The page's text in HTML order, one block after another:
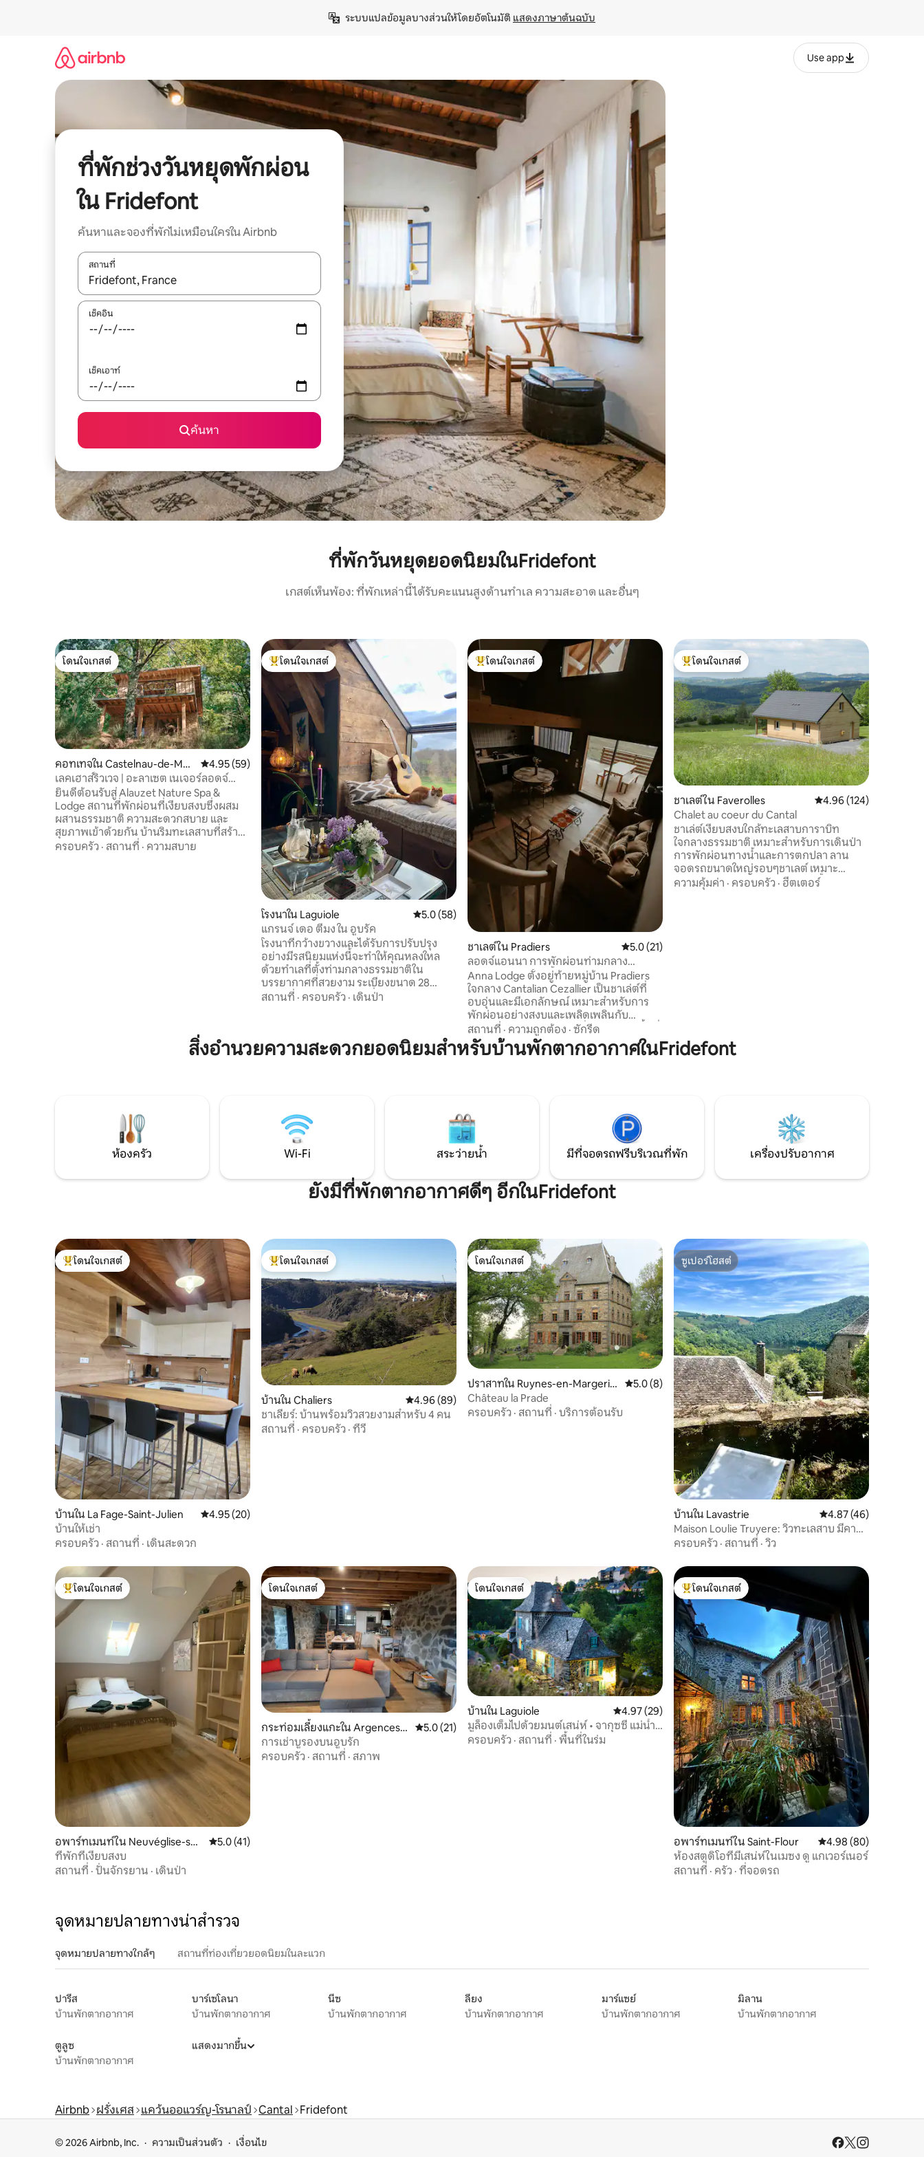
ระบบแปลข้อมูลบางส่วนให้โดยอัตโนมัติ แสดงภาษาต้นฉบับ
Use app
ที่พักช่วงวันหยุดพักผ่อน
ใน Fridefont
ค้นหาและจองที่พักไม่เหมือนใครใน Airbnb
สถานที่
ใช้ลูกศรขึ้นลง หรือใช้การสัมผัสหรือปัด เพื่อสำรวจผลการค้นหา
เช็คอิน
เช็คเอาท์
ค้นหา
ที่พักวันหยุดยอดนิยมในFridefont
เกสต์เห็นพ้อง: ที่พักเหล่านี้ได้รับคะแนนสูงด้านทำเล ความสะอาด และอื่นๆ
โดนใจเกสต์
โดนใจเกสต์
คอทเทจใน Castelnau-de-Man
dailles
คะแนนเฉลี่ย 4.95 จาก 5, 59 รีวิว
4.95 (59)
เลคเฮาส์ริวเวจ | อะลาเซต เนเจอร์ลอดจ์
แอนด์สปา
ยินดีต้อนรับสู่ Alauzet Nature Spa &
Lodge สถานที่พักผ่อนที่เงียบสงบซึ่งผสม
ผสานธรรมชาติ ความสะดวกสบาย และ
สุขภาพเข้าด้วยกัน บ้านริมทะเลสาบที่สร้าง
ด้วยมือของเราผสมผสานวัสดุธรรมชาติ การ
ครอบครัว · สถานที่ · ความสบาย
โดนใจเกสต์ที่สุด
โดนใจเกสต์
โรงนาใน Laguiole คะแนนเฉลี่ย 5.0 จาก 5, 58 รีวิว
5.0 (58)
แกรนจ์ เดอ ตีมง ใน อูบรัค
โรงนาที่กว้างขวางและได้รับการปรับปรุง
อย่างมีรสนิยมแห่งนี้จะทำให้คุณหลงใหล
ด้วยทำเลที่ตั้งท่ามกลางธรรมชาติใน
บรรยากาศที่สวยงาม ระเบียงขนาด 28
ตารางเมตรมีพาโนรามาที่ไม่เหมือนใครของ
ร้อนแล้ว ที่พักขนาด 112 ตารางเมตรแห่งนี้มี
สถานที่ · ครอบครัว · เดินป่า
โดนใจเกสต์ที่สุด
โดนใจเกสต์
ชาเลต์ใน Pradiers คะแนนเฉลี่ย 5.0 จาก 5, 21 รีวิว
5.0 (21)
ลอดจ์แอนนา การพักผ่อนท่ามกลาง
ธรรมชาติและอ่างน้ำแบบนอร์ดิก-ก็องตาล
Anna Lodge ตั้งอยู่ท้ายหมู่บ้าน Pradiers
ใจกลาง Cantalian Cezallier เป็นชาเล่ต์ที่
อบอุ่นและมีเอกลักษณ์ เหมาะสำหรับการ
พักผ่อนอย่างสงบและเพลิดเพลินกับ
ธรรมชาติ การเดินป่า การปั่นจักรยาน พื้นที่
เปิดโล่งกว้างขวาง และท้องฟ้าที่เต็มไปด้วย
ดวงดาวรอคุณอยู่ในบรรยากาศที่ยังคง
อนุญาตให้นำสัตว์เลี้ยงเข้าในที่พัก
สถานที่ · ความถูกต้อง · ซักรีด
โดนใจเกสต์ที่สุด
โดนใจเกสต์
ชาเลต์ใน Faverolles คะแนนเฉลี่ย 4.96 จาก
4.96 (124)
Chalet au coeur du Cantal
ชาเล่ต์เงียบสงบใกล้ทะเลสาบการาบิท
ใจกลางธรรมชาติ เหมาะสำหรับการเดินป่า
การพักผ่อนทางน้ำและการตกปลา ลาน
จอดรถขนาดใหญ่รอบๆชาเลต์ เหมาะ
สำหรับครอบครัวหรือกลุ่ม 6 คน ชั้นล่าง:
ห้องครัวขนาดใหญ่ 1 ห้องพร้อมห้องครัวที่มี
ความคุ้มค่า · ครอบครัว · ฮีตเตอร์
สิ่งอำนวยความสะดวกยอดนิยมสำหรับบ้านพักตากอากาศในFridefont
ห้องครัว Wi-Fi สระว่ายน้ำ มีที่จอดรถฟรีบริเวณที่พัก เครื่องปรับอากาศ
ยังมีที่พักตากอากาศดีๆ อีกในFridefont
โดนใจเกสต์ที่สุด
โดนใจเกสต์
บ้านใน La Fage-Saint-Julien คะแนนเฉลี่ย 4.95 จาก 5, 20 รีวิว
4.95 (20)
บ้านให้เช่า
ครอบครัว · สถานที่ · เดินสะดวก
โดนใจเกสต์ที่สุด
โดนใจเกสต์
บ้านใน Chaliers คะแนนเฉลี่ย 4.96 จาก 5, 89 รีวิว
4.96 (89)
ชาเลียร์: บ้านพร้อมวิวสวยงามสำหรับ 4 คน
สถานที่ · ครอบครัว · ทีวี
โดนใจเกสต์
โดนใจเกสต์
ปราสาทใน Ruynes-en-Margerid
e
คะแนนเฉลี่ย 5.0 จาก 5, 8 รีวิว
5.0 (8)
Château la Prade
ครอบครัว · สถานที่ · บริการต้อนรับ
ซูเปอร์โฮสต์
ซูเปอร์โฮสต์
บ้านใน Lavastrie คะแนนเฉลี่ย 4.87 จาก
4.87 (46)
Maison Loulie Truyere: วิวทะเลสาบ มีคายั
คให้บริการ
ครอบครัว · สถานที่ · วิว
โดนใจเกสต์ที่สุด
โดนใจเกสต์
อพาร์ทเมนท์ใน Neuvéglise-sur-
Truyère
คะแนนเฉลี่ย 5.0 จาก 5, 41 รีวิว
5.0 (41)
ที่พักที่เงียบสงบ
สถานที่ · ปั่นจักรยาน · เดินป่า
โดนใจเกสต์
โดนใจเกสต์
กระท่อมเลี้ยงแกะใน Argences-
en-Aubrac
คะแนนเฉลี่ย 5.0 จาก 5, 21 รีวิว
5.0 (21)
การเช่าบูรองบนอูบรัก
ครอบครัว · สถานที่ · สภาพ
โดนใจเกสต์
โดนใจเกสต์
บ้านใน Laguiole คะแนนเฉลี่ย 4.97 จาก 5, 29 รีวิว
4.97 (29)
มูล็องเต็มไปด้วยมนต์เสน่ห์ • จากุซซี่ แม่น้ำ
และธรรมชาติ
ครอบครัว · สถานที่ · พื้นที่ในร่ม
โดนใจเกสต์ที่สุด
โดนใจเกสต์
อพาร์ทเมนท์ใน Saint-Flour คะแนนเฉลี่ย 4.98 จาก
4.98 (80)
ห้องสตูดิโอที่มีเสน่ห์ในเมซง ดู แกเวอร์เนอร์
สถานที่ · ครัว · ที่จอดรถ
จุดหมายปลายทางน่าสำรวจ
จุดหมายปลายทางใกล้ๆ สถานที่ท่องเที่ยวยอดนิยมในละแวก
ปารีส
บ้านพักตากอากาศ
บาร์เซโลนา
บ้านพักตากอากาศ
นีซ
บ้านพักตากอากาศ
ลียง
บ้านพักตากอากาศ
มาร์แซย์
บ้านพักตากอากาศ
มิลาน
บ้านพักตากอากาศ
ตูลูซ
บ้านพักตากอากาศ
แสดงมากขึ้น
Airbnb ฝรั่งเศส แคว้นออแวร์ญ-โรนาลป์ Cantal Fridefont
© 2026 Airbnb, Inc. ความเป็นส่วนตัว เงื่อนไข